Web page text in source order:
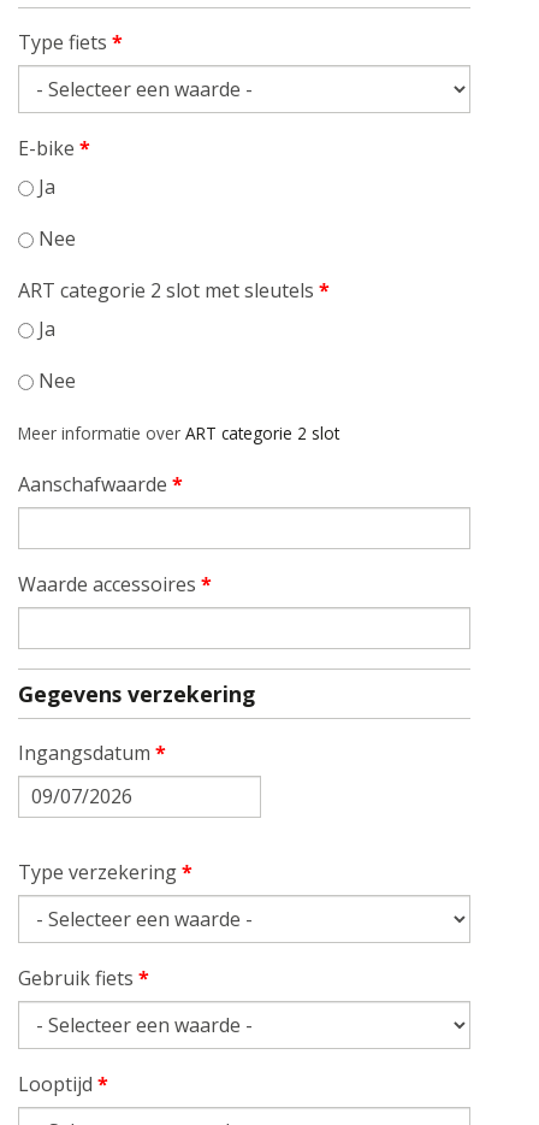
Type fiets *
E-bike *
Ja
Nee
ART categorie 2 slot met sleutels *
Ja
Nee
Meer informatie over ART categorie 2 slot
Aanschafwaarde *
Waarde accessoires *
Gegevens verzekering
Ingangsdatum *
Datum
Type verzekering*
Gebruik fiets *
Looptijd *